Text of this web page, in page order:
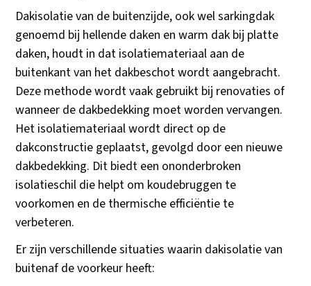
Dakisolatie van de buitenzijde, ook wel sarkingdak
genoemd bij hellende daken en warm dak bij platte
daken, houdt in dat isolatiemateriaal aan de
buitenkant van het dakbeschot wordt aangebracht.
Deze methode wordt vaak gebruikt bij renovaties of
wanneer de dakbedekking moet worden vervangen.
Het isolatiemateriaal wordt direct op de
dakconstructie geplaatst, gevolgd door een nieuwe
dakbedekking. Dit biedt een ononderbroken
isolatieschil die helpt om koudebruggen te
voorkomen en de thermische efficiëntie te
verbeteren.
Er zijn verschillende situaties waarin dakisolatie van
buitenaf de voorkeur heeft: